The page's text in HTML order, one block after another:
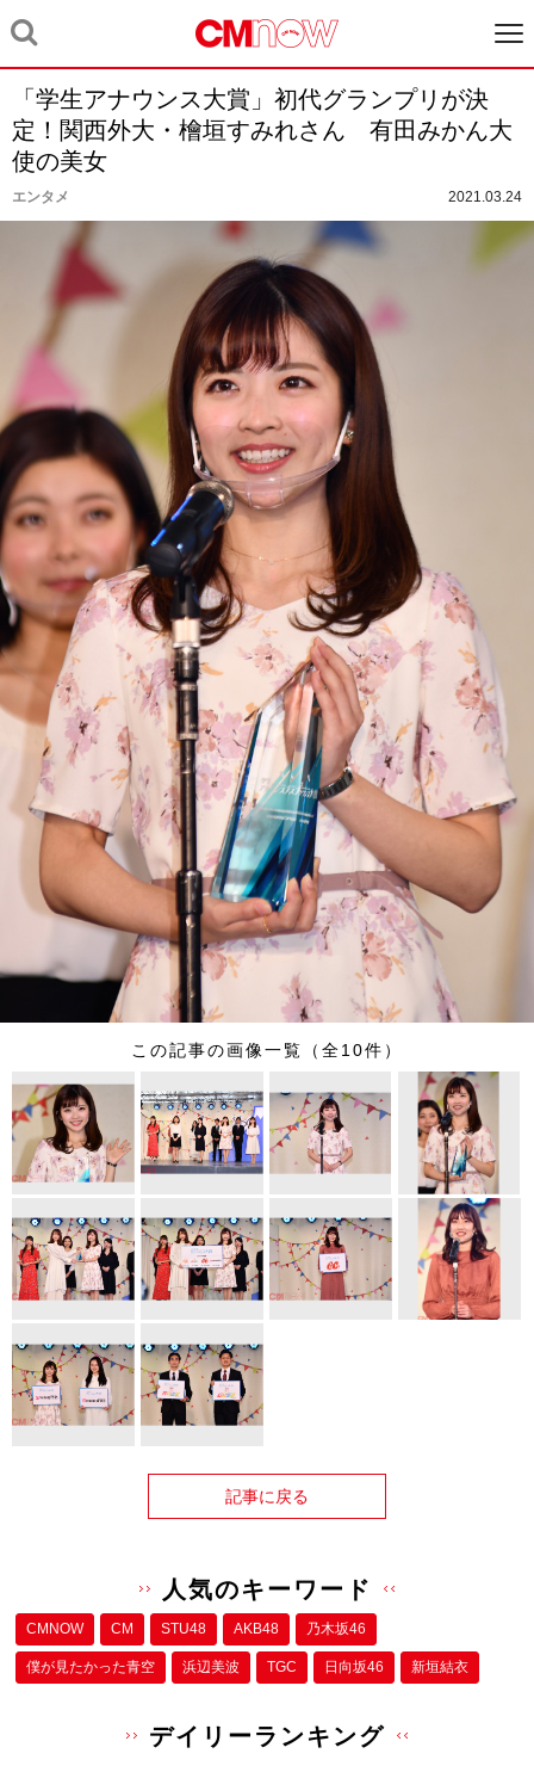
「学生アナウンス大賞」初代グランプリが決
定！関西外大・檜垣すみれさん 有田みかん大
使の美女
エンタメ 2021.03.24
この記事の画像一覧（全10件）
記事に戻る
人気のキーワード
CMNOW CM STU48 AKB48 乃木坂46
僕が⾒たかった⻘空 浜辺美波 TGC 日向坂46 新垣結衣
デイリーランキング